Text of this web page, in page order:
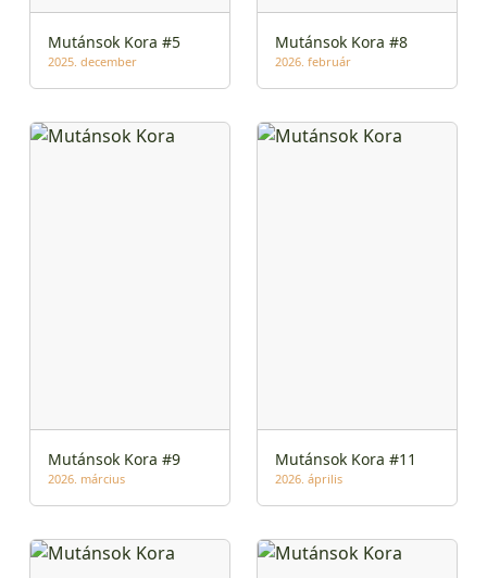
Mutánsok Kora #5
2025. december
Mutánsok Kora #8
2026. február
Mutánsok Kora #9
2026. március
Mutánsok Kora #11
2026. április